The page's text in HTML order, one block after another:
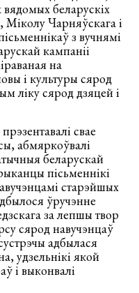
вядомых беларускіх
Міколу Чарняўскага і
з вучнямі
кампаніі
на
і культуры сярод
ліку сярод дзяцей і
свае
абмяркоўвалі
беларускай
пісьменнікі
старэйшых
ўручэнне
за лепшы твор
сярод навучэнцаў
адбылася
удзельнікі якой
і выконвалі